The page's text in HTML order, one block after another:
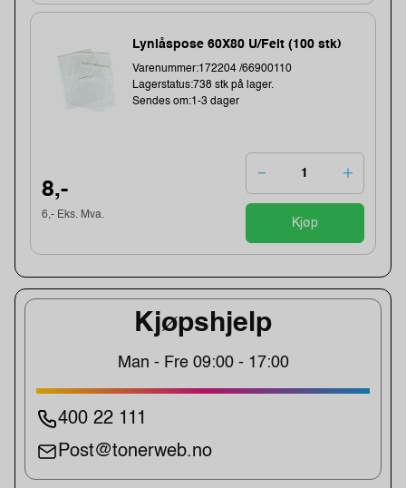
Kjøpshjelp
Man - Fre 09:00 - 17:00
400 22 111
Post@tonerweb.no
Lynlåspose 60X80 U/Felt (100 stk)
Varenummer:172204 /66900110
Lagerstatus:738 stk på lager.
Sendes om:1-3 dager
8,-
6,- Eks. Mva.
Kjøp